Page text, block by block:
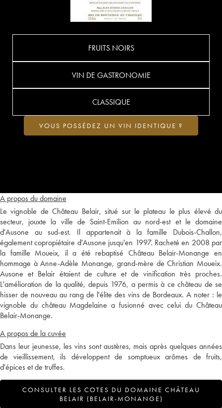
A propos du domaine
Le vignoble de Château Belair, situé sur le plateau le plus élevé du
secteur, jouxte la ville de Saint-Emilion au nord-est et le domaine
d'Ausone au sud-est. Il appartenait à la famille Dubois-Challon,
également copropiétaire d'Ausone jusqu'en 1997. Racheté en 2008 par
la famille Moueix, il a été rebaptisé Château Belair-Monange en
hommage à Anne-Adèle Monange, grand-mère de Christian Moueix.
Ausone et Belair étaient de culture et de vinification très proches.
L'amélioration de la qualité, depuis 1976, a permis à ce château de se
hisser de nouveau au rang de l'élite des vins de Bordeaux. A noter : le
vignoble du château Magdelaine a fusionné avec celui du Château
Belair-Monange.
A propos de la cuvée
Dans leur jeunesse, les vins sont austères, mais après quelques années
de vieillissement, ils développent de somptueux arômes de fruits,
d'épices et de truffes.
CONSULTER LES COTES DU DOMAINE CHÂTEAU
BELAIR (BELAIR-MONANGE)
FRUITS NOIRS
VIN DE GASTRONOMIE
CLASSIQUE
VOUS POSSÉDEZ UN VIN IDENTIQUE ?